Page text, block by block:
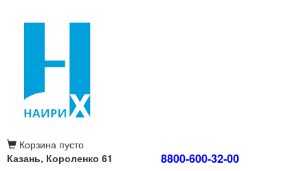
Корзина пусто
Казань, Короленко 61
8800-600-32-00